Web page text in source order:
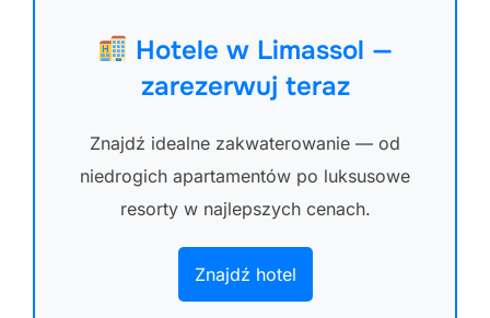
Hotele w Limassol —
zarezerwuj teraz
Znajdź idealne zakwaterowanie — od
niedrogich apartamentów po luksusowe
resorty w najlepszych cenach.
Znajdź hotel